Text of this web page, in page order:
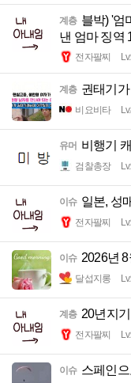
계층 블박) '엄
낸 엄마 징역
전자팔찌
계층 권태기
비요비타
유머 비행기
검찰총장
이슈 일본, 성
전자팔찌
이슈 2026년
달섭지롱
계층 20년지
전자팔찌
이슈 스페인